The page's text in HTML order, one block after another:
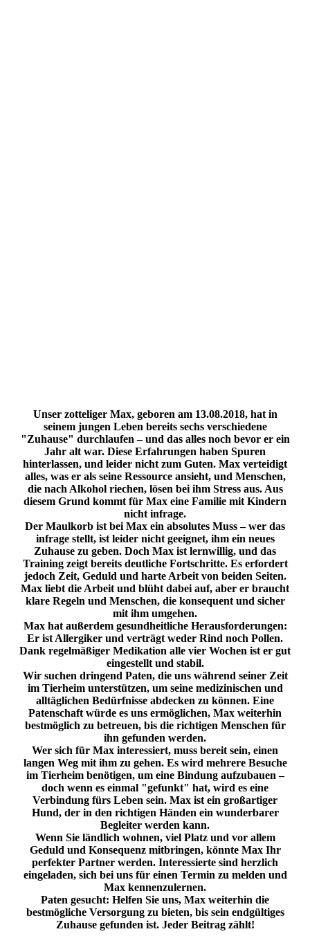
Unser zotteliger Max, geboren am 13.08.2018, hat in
seinem jungen Leben bereits sechs verschiedene
"Zuhause" durchlaufen – und das alles noch bevor er ein
Jahr alt war. Diese Erfahrungen haben Spuren
hinterlassen, und leider nicht zum Guten. Max verteidigt
alles, was er als seine Ressource ansieht, und Menschen,
die nach Alkohol riechen, lösen bei ihm Stress aus. Aus
diesem Grund kommt für Max eine Familie mit Kindern
nicht infrage.
Der Maulkorb ist bei Max ein absolutes Muss – wer das
infrage stellt, ist leider nicht geeignet, ihm ein neues
Zuhause zu geben. Doch Max ist lernwillig, und das
Training zeigt bereits deutliche Fortschritte. Es erfordert
jedoch Zeit, Geduld und harte Arbeit von beiden Seiten.
Max liebt die Arbeit und blüht dabei auf, aber er braucht
klare Regeln und Menschen, die konsequent und sicher
mit ihm umgehen.
Max hat außerdem gesundheitliche Herausforderungen:
Er ist Allergiker und verträgt weder Rind noch Pollen.
Dank regelmäßiger Medikation alle vier Wochen ist er gut
eingestellt und stabil.
Wir suchen dringend Paten, die uns während seiner Zeit
im Tierheim unterstützen, um seine medizinischen und
alltäglichen Bedürfnisse abdecken zu können. Eine
Patenschaft würde es uns ermöglichen, Max weiterhin
bestmöglich zu betreuen, bis die richtigen Menschen für
ihn gefunden werden.
Wer sich für Max interessiert, muss bereit sein, einen
langen Weg mit ihm zu gehen. Es wird mehrere Besuche
im Tierheim benötigen, um eine Bindung aufzubauen –
doch wenn es einmal "gefunkt" hat, wird es eine
Verbindung fürs Leben sein. Max ist ein großartiger
Hund, der in den richtigen Händen ein wunderbarer
Begleiter werden kann.
Wenn Sie ländlich wohnen, viel Platz und vor allem
Geduld und Konsequenz mitbringen, könnte Max Ihr
perfekter Partner werden. Interessierte sind herzlich
eingeladen, sich bei uns für einen Termin zu melden und
Max kennenzulernen.
Paten gesucht: Helfen Sie uns, Max weiterhin die
bestmögliche Versorgung zu bieten, bis sein endgültiges
Zuhause gefunden ist. Jeder Beitrag zählt!